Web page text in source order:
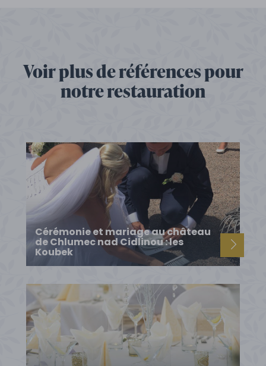
Voir plus de références pour
notre restauration
Cérémonie et mariage au château
de Chlumec nad Cidlinou : les
Koubek